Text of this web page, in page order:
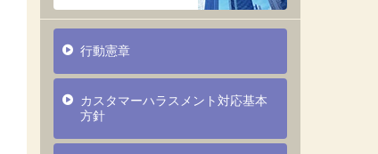
行動憲章
カスタマーハラスメント対応基本
方針